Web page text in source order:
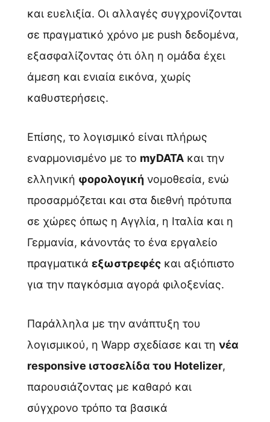
και ευελιξία. Οι αλλαγές συγχρονίζονται
σε πραγματικό χρόνο με push δεδομένα,
εξασφαλίζοντας ότι όλη η ομάδα έχει
άμεση και ενιαία εικόνα, χωρίς
καθυστερήσεις.
Επίσης, το λογισμικό είναι πλήρως
εναρμονισμένο με το myDATAκαι την
ελληνική φορολογικήνομοθεσία, ενώ
προσαρμόζεται και στα διεθνή πρότυπα
σε χώρες όπως η Αγγλία, η Ιταλία και η
Γερμανία, κάνοντάς το ένα εργαλείο
πραγματικά εξωστρεφέςκαι αξιόπιστο
για την παγκόσμια αγορά φιλοξενίας.
Παράλληλα με την ανάπτυξη του
λογισμικού, η Wapp σχεδίασε και τη νέα
responsive ιστοσελίδα του Hotelizer,
παρουσιάζοντας με καθαρό και
σύγχρονο τρόπο τα βασικά